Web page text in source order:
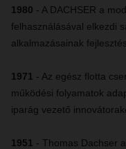
1980 - A DACHSER a
felhasználásával elkezdi
alkalmazásainak
1971 - Az egész flotta
működési folyamatok
iparág vezető
1951 - Thomas Dachser